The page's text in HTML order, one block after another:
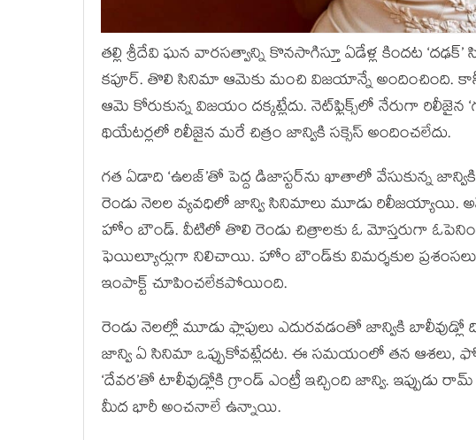
తల్లి శ్రీదేవి ఘన వారసత్వాన్ని కొనసాగిస్తూ ఏడేళ్ల కిందట
కపూర్. తొలి సినిమా ఆమెకు మంచి విజయాన్నే అందించింది. కానీ
ఆమె కోరుకున్న విజయం దక్కట్లేదు. నెట్‌ఫ్లిక్స్‌లో నేరుగా రిలీజైన
థియేటర్లలో రిలీజైన మరే చిత్రం జాన్వికి సక్సెస్ అందించలేదు.
గత ఏడాది ‘ఉలజ్’తో పెద్ద డిజాస్టర్‌ను ఖాతాలో వేసుకున్న
రెండు నెలల వ్యవధిలో జాన్వి సినిమాలు మూడు రిలీజయ్యాయి.
హోం బౌండ్. వీటిలో తొలి రెండు చిత్రాలకు ఓ మోస్తరుగా
ఫెయిల్యూర్లుగా నిలిచాయి. హోం బౌండ్‌కు విమర్శకుల
ఇంపాక్ట్ చూపించలేకపోయింది.
రెండు నెలల్లో మూడు ఫ్లాపులు ఎదురవడంతో జాన్వికి
జాన్వి ఏ సినిమా ఒప్పుకోవట్లేదట. ఈ సమయంలో తన
‘దేవర’తో టాలీవుడ్లోకి గ్రాండ్ ఎంట్రీ ఇచ్చింది జాన్వి.
మీద భారీ అంచనాలే ఉన్నాయి.